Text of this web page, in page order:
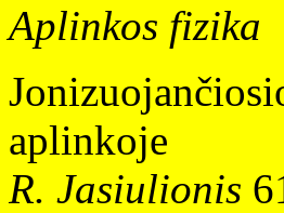
Aplinkos fizika
aplinkoje
R. Jasiulionis